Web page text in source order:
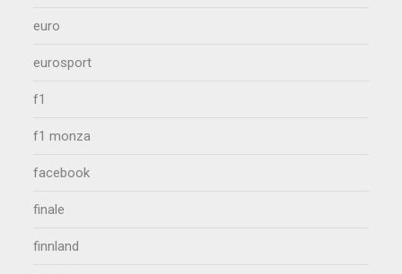
euro
eurosport
f1
f1 monza
facebook
finale
finnland